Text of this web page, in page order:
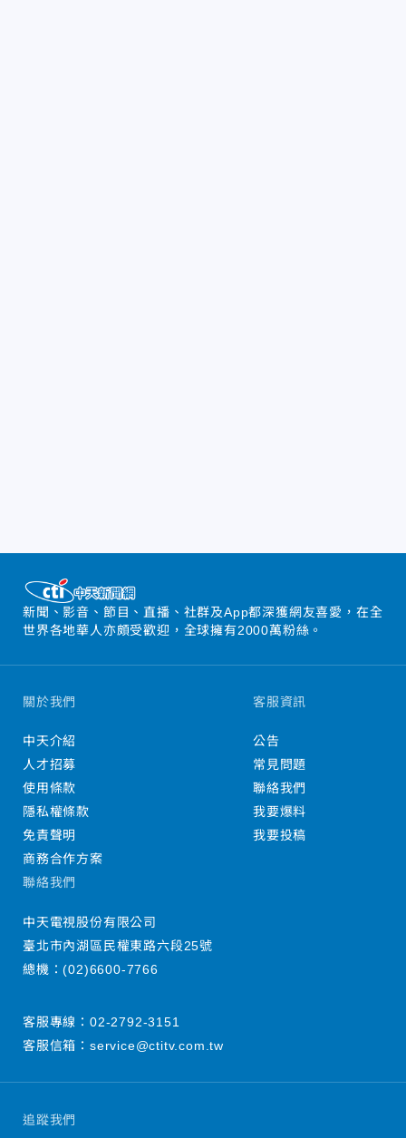
新聞、影音、節目、直播、社群及App都深獲網友喜愛，在全
世界各地華人亦頗受歡迎，全球擁有2000萬粉絲。
追蹤我們
關於我們
中天介紹
人才招募
使用條款
隱私權條款
免責聲明
商務合作方案
客服資訊
公告
常見問題
聯絡我們
我要爆料
我要投稿
聯絡我們
中天電視股份有限公司
臺北市內湖區民權東路六段25號
總機：(02)6600-7766
客服專線： 02-2792-3151
客服信箱： service@ctitv.com.tw